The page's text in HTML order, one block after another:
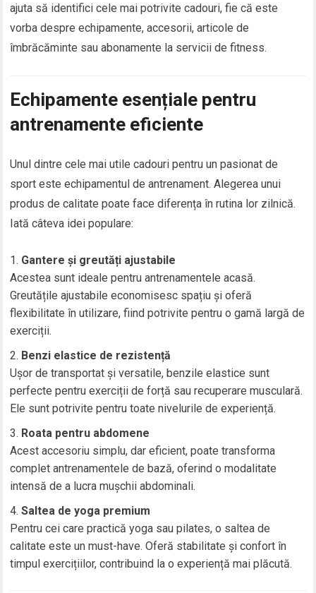
ajuta să identifici cele mai potrivite cadouri, fie că este
vorba despre echipamente, accesorii, articole de
îmbrăcăminte sau abonamente la servicii de fitness.
Echipamente esențiale pentru
antrenamente eficiente
Unul dintre cele mai utile cadouri pentru un pasionat de
sport este echipamentul de antrenament. Alegerea unui
produs de calitate poate face diferența în rutina lor zilnică.
Iată câteva idei populare:
Gantere și greutăți ajustabile
Acestea sunt ideale pentru antrenamentele acasă.
Greutățile ajustabile economisesc spațiu și oferă
flexibilitate în utilizare, fiind potrivite pentru o gamă largă de
exerciții.
Benzi elastice de rezistență
Ușor de transportat și versatile, benzile elastice sunt
perfecte pentru exerciții de forță sau recuperare musculară.
Ele sunt potrivite pentru toate nivelurile de experiență.
Roata pentru abdomene
Acest accesoriu simplu, dar eficient, poate transforma
complet antrenamentele de bază, oferind o modalitate
intensă de a lucra mușchii abdominali.
Saltea de yoga premium
Pentru cei care practică yoga sau pilates, o saltea de
calitate este un must-have. Oferă stabilitate și confort în
timpul exercițiilor, contribuind la o experiență mai plăcută.